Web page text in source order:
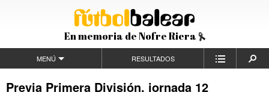
En memoria de Nofre Riera
MENÚ RESULTADOS
Previa Primera División, jornada 12